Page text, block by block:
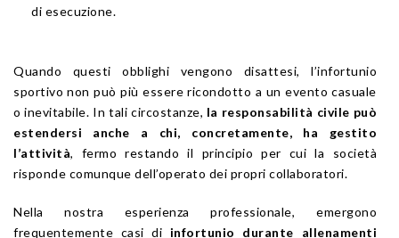
di esecuzione.
Quando questi obblighi vengono disattesi, l’infortunio
sportivo non può più essere ricondotto a un evento casuale
o inevitabile. In tali circostanze, la responsabilità civile può
estendersi anche a chi, concretamente, ha gestito
l’attività, fermo restando il principio per cui la società
risponde comunque dell’operato dei propri collaboratori.
Nella nostra esperienza professionale, emergono
frequentemente casi di infortunio durante allenamenti